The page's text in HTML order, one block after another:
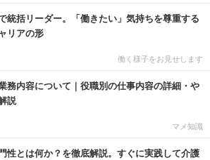
統括リーダー。「働きたい」気持ちを尊重する
リアの形
働く様子をお見せします
務内容について｜役職別の仕事内容の詳細・や
説
マメ知識
性とは何か？を徹底解説。すぐに実践して介護